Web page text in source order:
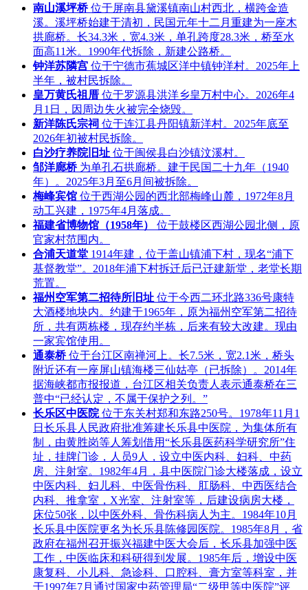
南山溪坪桥 位于屏南县黛溪镇南山村西北，横跨金造
溪。溪坪桥始建于清初，民国元年十二月重建为一座木
拱廊桥。长34.3米，宽4.3米，单孔跨度28.3米，桥至水
面高11米。1990年代拆除，新建公路桥。
钟洋苏隣宫 位于宁德市蕉城区洋中镇钟洋村。2025年上
半年，被村民拆除。
皇万黄氏祖厝 位于罗源县洪洋乡皇万村中心。2026年4
月1日，因周边失火被完全烧毁。
新洋陈氏宗祠 位于连江县丹阳镇新洋村。2025年底至
2026年初被村民拆除。
白沙疗养院旧址 位于闽侯县白沙镇汶溪村。
邹洋廊桥 为单孔石拱廊桥。建于民国二十九年（1940
年）。2025年3月至6月间被拆除。
梅峰宾馆 位于西湖公园的西北部梅峰山麓，1972年8月
动工兴建，1975年4月落成。
福建省博物馆（1958年）
位于鼓楼区西湖公园北侧，原
官家村范围内。
合浦天道堂 1914年建，位于盖山镇浦下村，现名“浦下
基督教堂”。2018年浦下村拆迁后已迁建新堂，老堂长期
荒置。
福州空军第二招待所旧址 位于今西二环北路336号康特
大酒楼地块内。约建于1965年，原为福州空军第二招待
所，共有两栋楼，现存约半栋，后来有较大改建。现由
一家宾馆使用。
通泰桥 位于台江区南禅河上。长7.5米，宽2.1米，桥头
附近还有一座屏山镇海楼三仙姑亭（已拆除）。2014年
据海峡都市报报道，台江区相关负责人表示通泰桥在三
普中“已经认定，不属于保护之列。”
长乐区中医院 位于东关村郑和东路250号。1978年11月1
日长乐县人民政府批准筹建长乐县中医院，为集体所有
制，由黄胜岗等人筹划借用“长乐县医药科学研究所”住
址，挂牌门诊，人员9人，设立中医内科、妇科、中药
房、注射室。1982年4月，县中医院门诊大楼落成，设立
中医内科、妇儿科、中医骨伤科、肛肠科、中西医结合
内科、推拿室，X光室、注射室等，后建设病房大楼，
床位50张，以中医外科、骨伤科病人为主。1984年10月
长乐县中医院更名为长乐县陈修园医院。1985年8月，省
政府在福州召开振兴福建中医大会后，长乐县加强中医
工作，中医临床和科研得到发展。1985年后，增设中医
康复科、小儿科、急诊科、口腔科、膏方室等科室，并
于1997年7月通过国家中药管理局“二级甲等中医院”评